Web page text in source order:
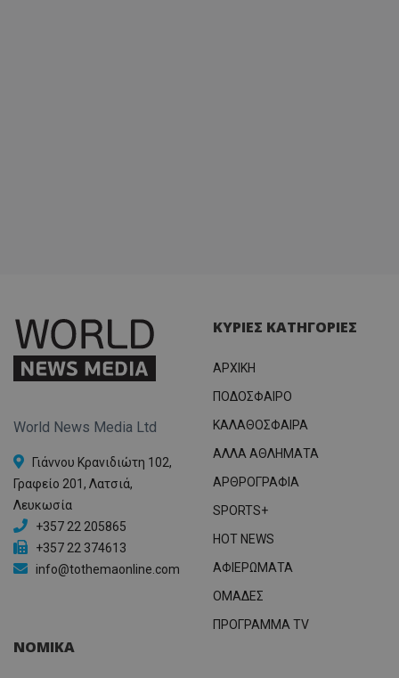
World News Media Ltd
Γιάννου Κρανιδιώτη 102,
Γραφείο 201, Λατσιά,
Λευκωσία
+357 22 205865
+357 22 374613
info@tothemaonline.com
ΚΥΡΙΕΣ ΚΑΤΗΓΟΡΙΕΣ
ΑΡΧΙΚΗ
ΠΟΔΟΣΦΑΙΡΟ
ΚΑΛΑΘΟΣΦΑΙΡΑ
ΑΛΛΑ ΑΘΛΗΜΑΤΑ
ΑΡΘΡΟΓΡΑΦΙΑ
SPORTS+
HOT NEWS
ΑΦΙΕΡΩΜΑΤΑ
ΟΜΑΔΕΣ
ΠΡΟΓΡΑΜΜΑ TV
ΝΟΜΙΚΑ